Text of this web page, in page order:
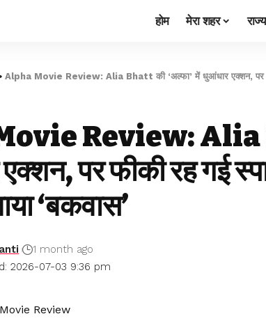
होम मेरा शहर राज्य
Alpha Movie Review: Alia Bhatt की ‘अल्फा’ में धुआंधार एक्शन, पर फीकी
Review: Alia
पर फीकी रह गई
‘बकवास’
2026-07-03 9:36 pm
1 month ago